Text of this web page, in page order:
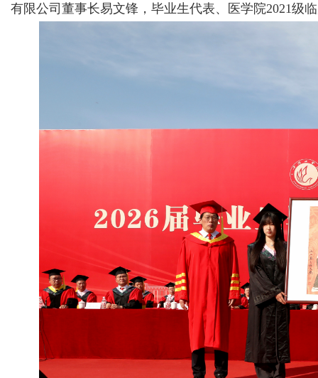
有限公司董事长易文锋，毕业生代表、医学院2021级